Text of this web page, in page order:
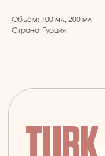
Объём: 100 мл, 200 мл
Страна: Турция